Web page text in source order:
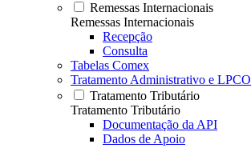
Remessas Internacionais
Remessas Internacionais
Recepção
Consulta
Tabelas Comex
Tratamento Administrativo e LPCO
Tratamento Tributário
Tratamento Tributário
Documentação da API
Dados de Apoio